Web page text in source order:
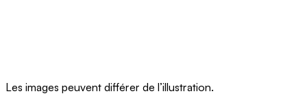
Les images peuvent différer de l’illustration.